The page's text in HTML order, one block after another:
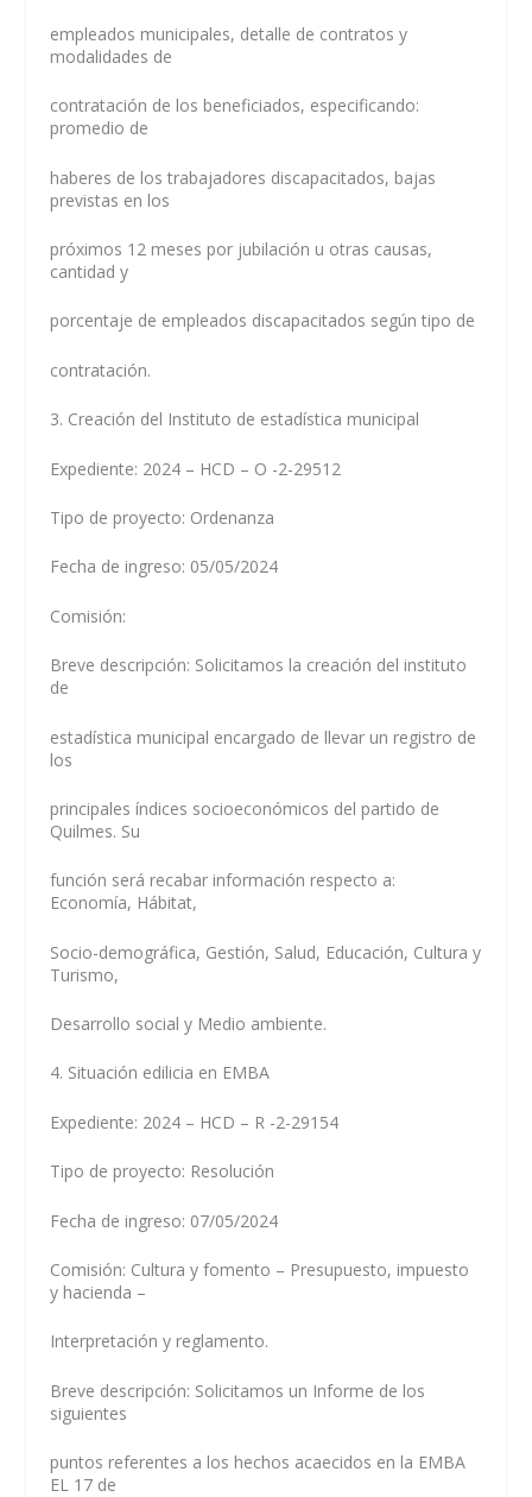
empleados municipales, detalle de contratos y
modalidades de
contratación de los beneficiados, especificando:
promedio de
haberes de los trabajadores discapacitados, bajas
previstas en los
próximos 12 meses por jubilación u otras causas,
cantidad y
porcentaje de empleados discapacitados según tipo de
contratación.
3. Creación del Instituto de estadística municipal
Expediente: 2024 – HCD – O -2-29512
Tipo de proyecto: Ordenanza
Fecha de ingreso: 05/05/2024
Comisión:
Breve descripción: Solicitamos la creación del instituto
de
estadística municipal encargado de llevar un registro de
los
principales índices socioeconómicos del partido de
Quilmes. Su
función será recabar información respecto a:
Economía, Hábitat,
Socio-demográfica, Gestión, Salud, Educación, Cultura y
Turismo,
Desarrollo social y Medio ambiente.
4. Situación edilicia en EMBA
Expediente: 2024 – HCD – R -2-29154
Tipo de proyecto: Resolución
Fecha de ingreso: 07/05/2024
Comisión: Cultura y fomento – Presupuesto, impuesto
y hacienda –
Interpretación y reglamento.
Breve descripción: Solicitamos un Informe de los
siguientes
puntos referentes a los hechos acaecidos en la EMBA
EL 17 de